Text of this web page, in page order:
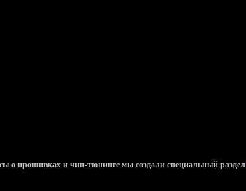
о прошивках и чип-тюнинге мы создали специальный раздел